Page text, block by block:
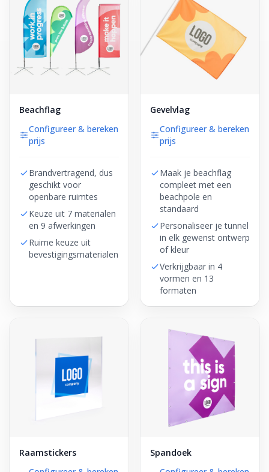
Beachflag
Configureer & bereken
prijs
Brandvertragend, dus
geschikt voor
openbare ruimtes
Keuze uit 7 materialen
en 9 afwerkingen
Ruime keuze uit
bevestigingsmaterialen
Gevelvlag
Configureer & bereken
prijs
Maak je beachflag
compleet met een
beachpole en
standaard
Personaliseer je tunnel
in elk gewenst ontwerp
of kleur
Verkrijgbaar in 4
vormen en 13
formaten
Raamstickers
Spandoek